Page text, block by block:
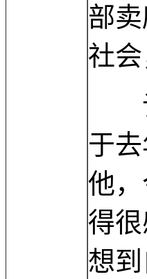
部
社
谈
于
他
得
想